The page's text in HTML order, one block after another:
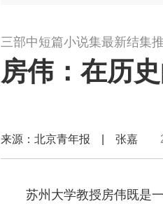
三部中短篇小说集最新结集
房伟：在历
来源：北京青年报 | 张嘉
苏州大学教授房伟既是